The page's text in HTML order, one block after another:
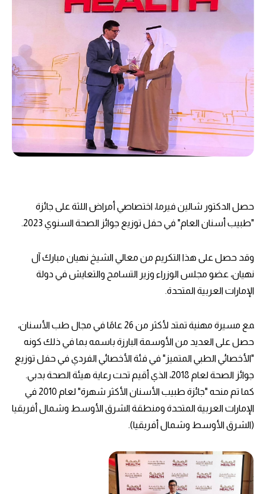
حصل الدكتور شالين فيرما، اختصاصي أمراض اللثة على جائزة
"طبيب أسنان العام" في حفل توزيع جوائز الصحة السنوي 2023.
وقد حصل على هذا التكريم من معالي الشيخ نهيان مبارك آل
نهيان، عضو مجلس الوزراء وزير التسامح والتعايش في دولة
الإمارات العربية المتحدة.
‍مع مسيرة مهنية تمتد لأكثر من 26 عامًا في مجال طب الأسنان،
حصل على العديد من الأوسمة البارزة باسمه بما في ذلك كونه
"الأخصائي الطبي المتميز" في فئة الأخصائي الفردي في حفل توزيع
جوائز الصحة لعام 2018، الذي أقيم تحت رعاية هيئة الصحة بدبي.
كما تم منحه "جائزة طبيب الأسنان الأكثر شهرة" لعام 2010 في
الإمارات العربية المتحدة ومنطقة الشرق الأوسط وشمال أفريقيا
(الشرق الأوسط وشمال أفريقيا).